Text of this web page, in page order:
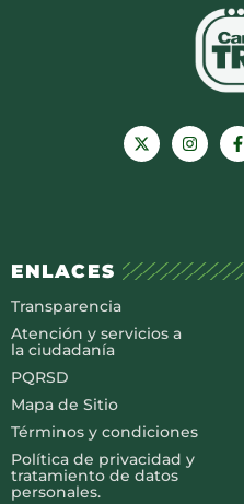
ENLACES
Transparencia
Atención y servicios a
la ciudadanía
PQRSD
Mapa de Sitio
Términos y condiciones
Política de privacidad y
tratamiento de datos
personales.